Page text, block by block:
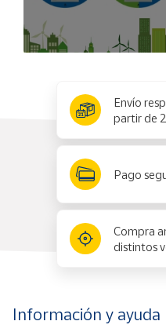
Envío
partir de
Pago
Compra
distintos
Información y ayuda